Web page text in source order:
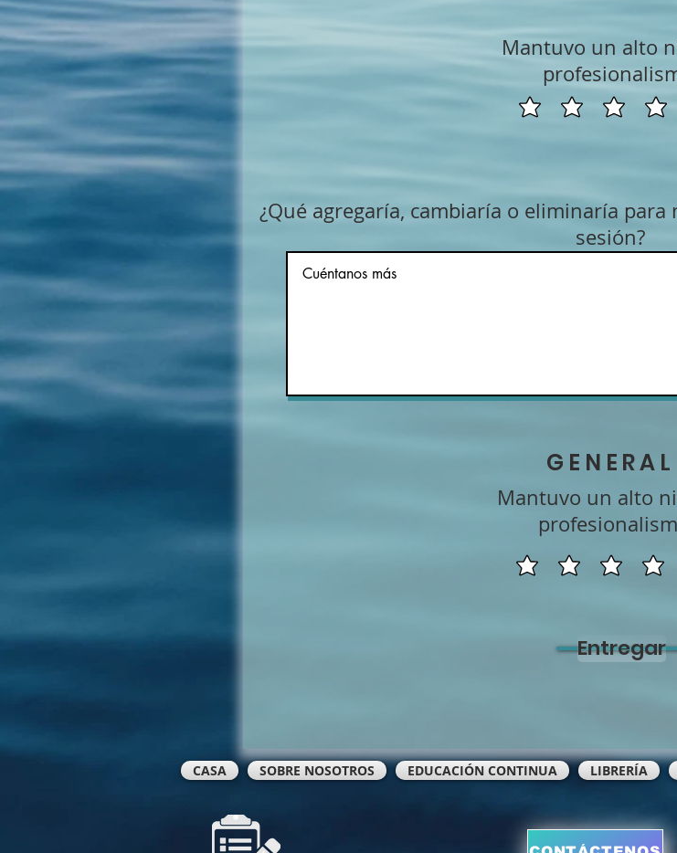
Mantuvo un alto
GENERAL
Mantuvo un alto
Entregar
¿Qué agregaría, cambiaría o eliminaría
sesión?
CASA SOBRE NOSOTROS EDUCACIÓN CONTINUA LIBRERÍA